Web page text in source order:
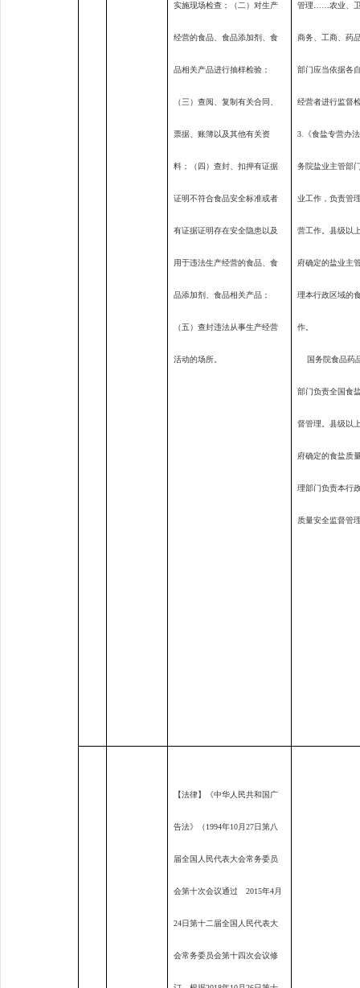
实施现场检查；（二）对生产
经营的食品、食品添加剂、食
品相关产品进行抽样检验；
（三）查阅、复制有关合同、
票据、账簿以及其他有关资
料；（四）查封、扣押有证据
证明不符合食品安全标准或者
有证据证明存在安全隐患以及
用于违法生产经营的食品、食
品添加剂、食品相关产品；
（五）查封违法从事生产经营
活动的场所。
管理……农业、
商务、工商、药
部门应当依据各
经营者进行监
3. 《食盐专营办
务院盐业主管部
业工作，负责管
营工作。县级以
府确定的盐业主
理本行政区域的
作。
国务院食品药
部门负责全国食
督管理。县级以
府确定的食盐质
理部门负责本行
质量安全监督管
【法律】《中华人民共和国广
告法》（1994年10月27日第八
届全国人民代表大会常务委员
会第十次会议通过2015年4月
24日第十二届全国人民代表大
会常务委员会第十四次会议修